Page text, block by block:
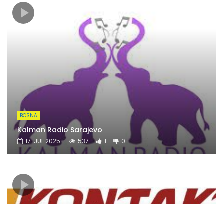
BOSNA
Kalman Radio Sarajevo
17. JUL 2025. 537 1 0